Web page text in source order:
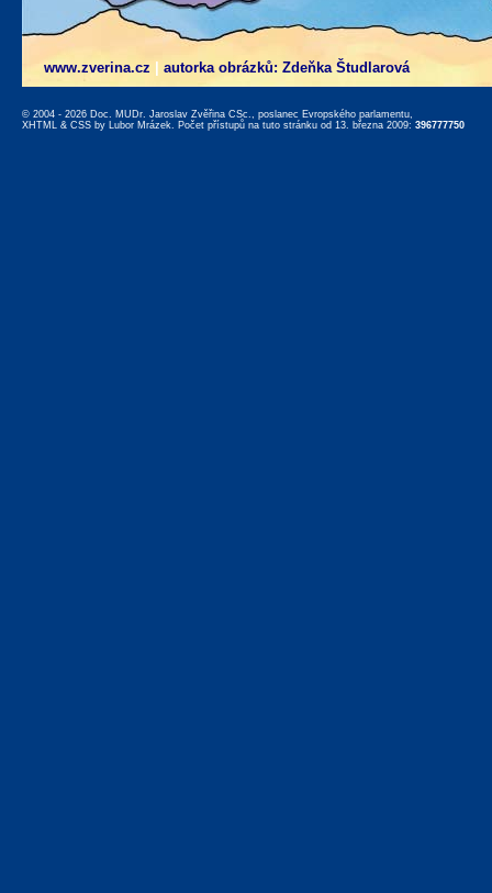
www.zverina.cz autorka obrázků: Zdeňka Študlarová
© 2004 - 2026 Doc. MUDr. Jaroslav Zvěřina CSc., poslanec Evropského parlamentu,
XHTML & CSS by Lubor Mrázek. Počet přístupů na tuto stránku od 13. března 2009: 396777750